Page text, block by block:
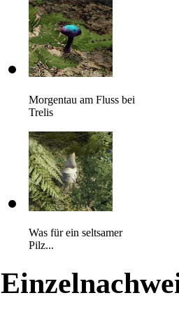
Morgentau am Fluss bei
Trelis
Was für ein seltsamer
Pilz...